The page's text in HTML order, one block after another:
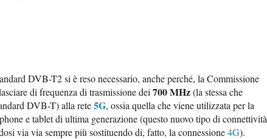
DVB-T2 si è reso necessario, anche perché, la Commissione
di frequenza di trasmissione dei 700 MHz(la stessa che
DVB-T) alla rete5G, ossia quella che viene utilizzata per la
e tablet di ultima generazione (questo nuovo tipo di connettività
via via sempre più sostituendo di, fatto, la connessione4G).